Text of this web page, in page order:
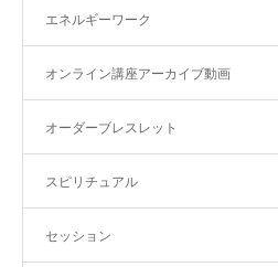
エネルギーワーク
オンライン講座アーカイブ動画
オーダーブレスレット
スピリチュアル
セッション